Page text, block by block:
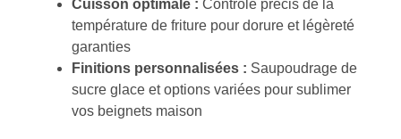
Cuisson optimale : Contrôle précis de la
température de friture pour dorure et légèreté
garanties
Finitions personnalisées : Saupoudrage de
sucre glace et options variées pour sublimer
vos beignets maison